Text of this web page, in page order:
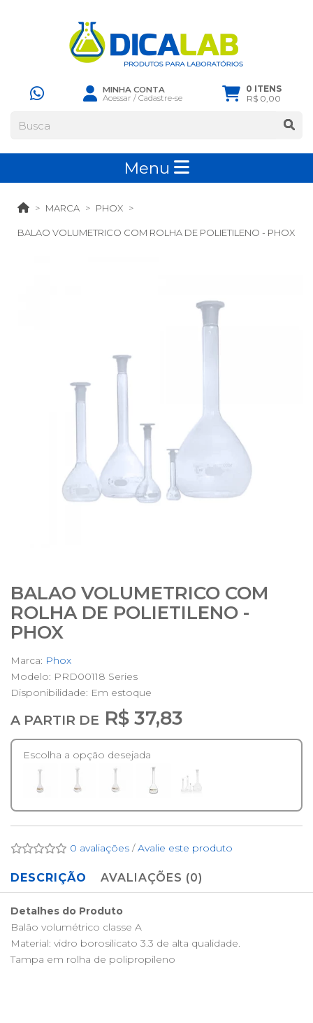
MINHA CONTA
Acessar /Cadastre-se
0 ITENS
R$ 0,00
Menu
MARCA PHOX
BALAO VOLUMETRICO COM ROLHA DE POLIETILENO - PHOX
BALAO VOLUMETRICO COM
ROLHA DE POLIETILENO -
PHOX
Marca: Phox
Modelo: PRD00118 Series
Disponibilidade: Em estoque
A PARTIR DE R$ 37,83
Escolha a opção desejada
0 avaliações /Avalie este produto
DESCRIÇÃO AVALIAÇÕES (0)
Detalhes do Produto
Balão volumétrico classe A
Material: vidro borosilicato 3.3 de alta qualidade.
Tampa em rolha de polipropileno